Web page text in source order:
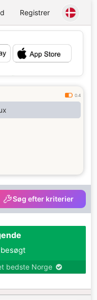
Registrer
💕
0.4
Søg efter kriterier
bedste Norge